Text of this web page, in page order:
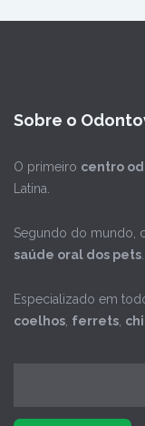
Sobre o
O primeiro centro
Latina.
Segundo do mundo,
saúde oral dos pets.
Especializado em
coelhos, ferrets,